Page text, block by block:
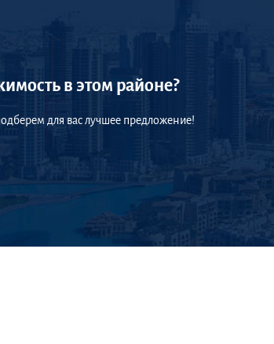
в этом районе?
для вас лучшее предложение!